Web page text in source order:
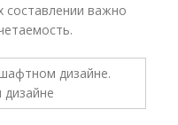
составлении важно